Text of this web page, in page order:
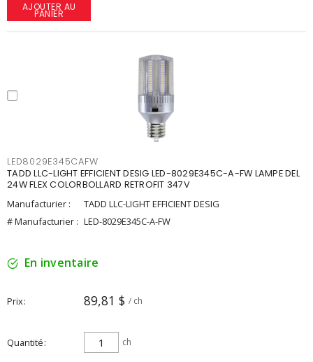
AJOUTER AU
PANIER
LED8029E345CAFW
TADD LLC-LIGHT EFFICIENT DESIG LED-8029E345C-A-FW LAMPE DEL
24W FLEX COLORBOLLARD RETROFIT 347V
Manufacturier :
TADD LLC-LIGHT EFFICIENT DESIG
# Manufacturier : LED-8029E345C-A-FW
En inventaire
Prix 89,81 $ / ch
Quantité ch